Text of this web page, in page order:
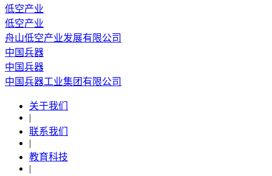
低空产业
低空产业
舟山低空产业发展有限公司
中国兵器
中国兵器
中国兵器工业集团有限公司
关于我们
|
联系我们
|
教育科技
|